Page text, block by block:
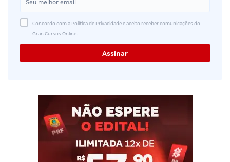
Concordo com a Política de Privacidade e aceito receber comunicações do
Gran Cursos Online.